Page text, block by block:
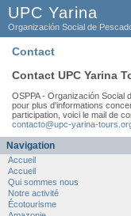
UPC Yarina
Organización Social de
Contact
Contact UPC Yarina
OSPPA - Organización Social
pour plus d'informations
participation, voici le mail de
contacto@upc-yarina-
Navigation
Accueil
Accueil
Qui sommes nous
Notre activité
Écotourisme